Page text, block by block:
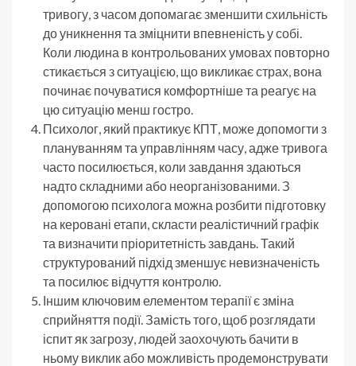
тривогу, з часом допомагає зменшити схильність
до уникнення та зміцнити впевненість у собі.
Коли людина в контрольованих умовах повторно
стикається з ситуацією, що викликає страх, вона
починає почуватися комфортніше та реагує на
цю ситуацію менш гостро.
Психолог, який практикує КПТ, може допомогти з
плануванням та управлінням часу, адже тривога
часто посилюється, коли завдання здаються
надто складними або неорганізованими. З
допомогою психолога можна розбити підготовку
на керовані етапи, скласти реалістичний графік
та визначити пріоритетність завдань. Такий
структурований підхід зменшує невизначеність
та посилює відчуття контролю.
Іншим ключовим елементом терапії є зміна
сприйняття події. Замість того, щоб розглядати
іспит як загрозу, людей заохочують бачити в
ньому виклик або можливість продемонструвати